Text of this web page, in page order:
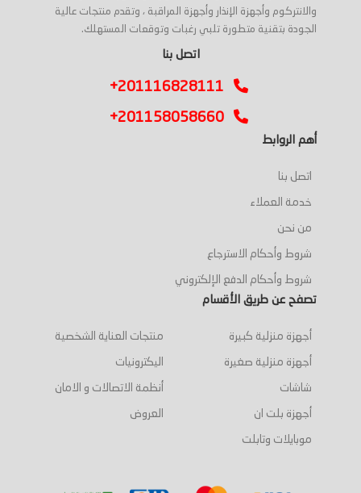
والانتركوم وأجهزة الإنذار وأجهزة المراقبة ، وتقدم منتجات عالية
الجودة بتقنية متطورة تلبي رغبات وتوقعات المستهلك.
اتصل بنا
+201116828111
+201158058660
أهم الروابط
اتصل بنا
خدمة العملاء
من نحن
شروط وأحكام الاسترجاع
شروط وأحكام الدفع الإلكتروني
تصفح عن طريق الأقسام
أجهزة منزلية كبيرة
أجهزة منزلية صغيرة
شاشات
أجهزة بلت ان
موبايلات وتابلت
منتجات العناية الشخصية
اليكترونيات
أنظمة الاتصالات و الامان
العروض